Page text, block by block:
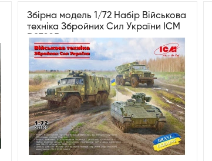
Збірна модель 1/72 Набір Військова
техніка Збройних Сил України ICM
DS7205